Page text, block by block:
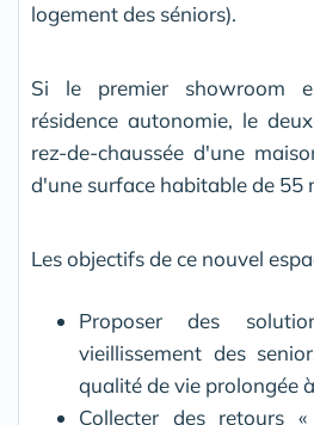
logement des séniors).
Si le premier showroom
résidence autonomie, le
rez-de-chaussée d'une
d'une surface habitable de 55
Les objectifs de ce nouvel
Proposer des
vieillissement des
qualité de vie prolongée
Collecter des retours